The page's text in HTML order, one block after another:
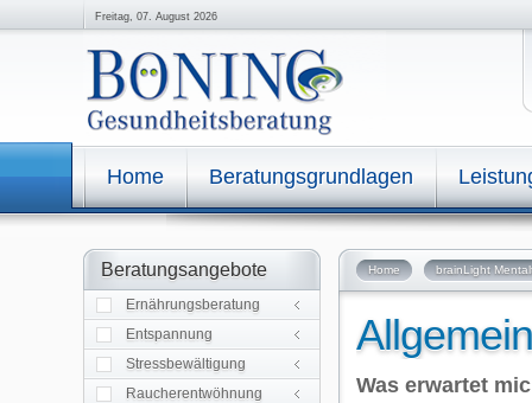
Freitag, 07. August 2026
Home Beratungsgrundlagen
Home brainLight
Was erwartet
Beratungsangebote
Ernährungsberatung
Allgemeine Informationen
Einzelberatung
Gruppenberatung
Entspannung
Autogenes Training
Progress. Muskelrelaxation
Stressbewältigung
A.C.T. Kompetenztraining
IFT Programm
Raucherentwöhnung
IFT Rauchfreiprogramm
IFT Rauchfreiprog. Kompakt